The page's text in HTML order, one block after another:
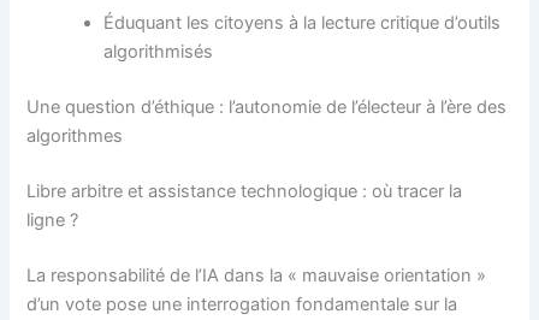
Éduquant les citoyens à la lecture critique d’outils
algorithmisés
Une question d’éthique : l’autonomie de l’électeur à l’ère des
algorithmes
Libre arbitre et assistance technologique : où tracer la
ligne ?
La responsabilité de l’IA dans la « mauvaise orientation »
d’un vote pose une interrogation fondamentale sur la